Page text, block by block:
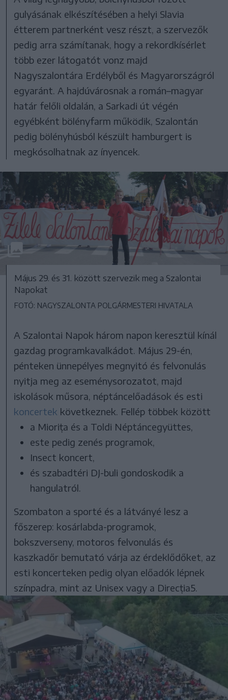
gulyásának elkészítésében a helyi Slavia
étterem partnerként vesz részt, a szervezők
pedig arra számítanak, hogy a rekordkísérlet
több ezer látogatót vonz majd
Nagyszalontára Erdélyből és Magyarországról
egyaránt. A hajdúvárosnak a román–magyar
határ felőli oldalán, a Sarkadi út végén
egyébként bölényfarm működik, Szalontán
pedig bölényhúsból készült hamburgert is
megkósolhatnak az ínyencek.
Május 29. és 31. között szervezik meg a Szalontai
Napokat
FOTÓ: NAGYSZALONTA POLGÁRMESTERI HIVATALA
A Szalontai Napok három napon keresztül kínál
gazdag programkavalkádot. Május 29-én,
pénteken ünnepélyes megnyitó és felvonulás
nyitja meg az eseménysorozatot, majd
iskolások műsora, néptáncelőadások és esti
koncertek következnek. Fellép többek között
a Miorița és a Toldi Néptáncegyüttes,
este pedig zenés programok,
Insect koncert,
és szabadtéri DJ-buli gondoskodik a
hangulatról.
Szombaton a sporté és a látványé lesz a
főszerep: kosárlabda-programok,
bokszverseny, motoros felvonulás és
kaszkadőr bemutató várja az érdeklődőket, az
esti koncerteken pedig olyan előadók lépnek
színpadra, mint az Unisex vagy a Direcția5.